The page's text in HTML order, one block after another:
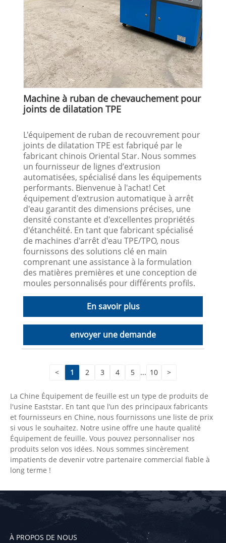
Machine à ruban de chevauchement pour
joints de dilatation TPE
L'équipement de ruban de recouvrement pour
joints de dilatation TPE est fabriqué par le
fabricant chinois Oriental Star. Nous sommes
un fournisseur de lignes d’extrusion
automatisées, spécialisé dans les équipements
performants. Bienvenue à l'achat! Cet
équipement d'extrusion automatique à arrêt
d'eau garantit des dimensions précises, une
densité constante et d'excellentes propriétés
d'étanchéité. En tant que fabricant spécialisé
de machines d'arrêt d'eau TPE/TPO, nous
fournissons des solutions clé en main
comprenant une assistance à la formulation
des matières premières et une conception de
moules personnalisés pour différents profils.
En savoir plus
envoyer une demande
< 1 2 3 4 5 ... 10 >
La Chine Équipement de feuille est un type de produits de
l'usine Eaststar. En tant que l’un des principaux fabricants
et fournisseurs en Chine, nous fournissons une liste de prix
si vous le souhaitez. Notre usine offre une haute qualité
Équipement de feuille. Vous pouvez personnaliser nos
produits selon vos idées. Nous sommes sincèrement
impatients de devenir votre partenaire commercial fiable à
long terme !
À PROPOS DE NOUS